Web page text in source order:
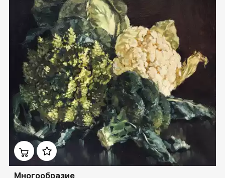
Домен: rakovgallery.ru
Многообразие